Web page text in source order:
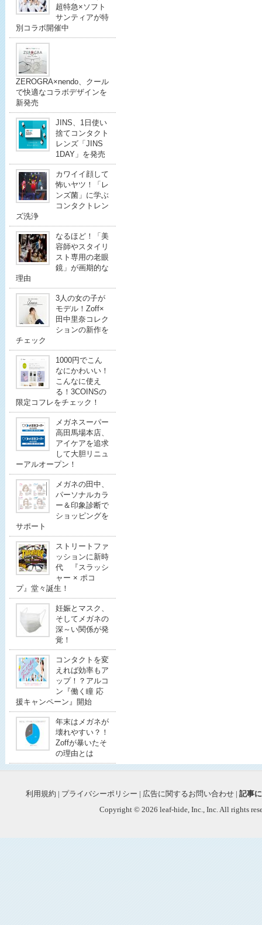
超特急×ソフト
サンティアが特
別コラボ開催中
ZEROGRA×nendo、クール
で快適なコラボデザインを
新発売
JINS、1日使い
捨てコンタクト
レンズ「JINS
1DAY」を発売
カワイイ顔して
怖いヤツ！「レ
ンズ菌」に学ぶ
コンタクトレン
ズ洗浄
なるほど！「美
容師やスタイリ
スト専用の老眼
鏡」が画期的な
理由
3人の女の子が
モデル！Zoff×
田中里奈コレク
ションの新作を
チェック
1000円でこん
なにかわいい！
こんなに使え
る！3COINSの
限定コフレをチェック！
メガネスーパー
高田馬場本店、
アイケアを追求
して大胆リニュ
ーアルオープン！
メガネの田中、
パーソナルカラ
ー＆印象診断で
ショッピングを
サポート
ストリートファ
ッションに新時
代 『スラッシ
ャー × ポコ
プ』堂々誕生！
妊娠とマスク、
そしてメガネの
深～い関係が発
覚！
コンタクトを変
えれば効率もア
ップ！？アルコ
ン『働く瞳 応
援キャンペーン』開始
年末はメガネが
壊れやすい？！
Zoffが暴いたそ
の理由とは
利用規約 | プライバシーポリシー | 広告に関するお問い合わせ | 記事
Copyright © 2026 leaf-hide, Inc., Inc. All rights